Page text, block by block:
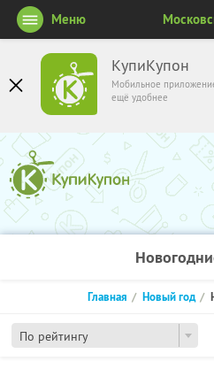
КупиКупон
Мобильное
ещё удобнее
Меню
По рейтингу
Главная Новый год